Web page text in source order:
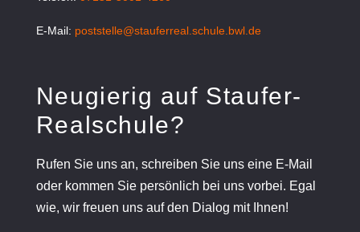
E-Mail: poststelle@stauferreal.schule.bwl.de
Neugierig auf Staufer-
Realschule?
Rufen Sie uns an, schreiben Sie uns eine E-Mail
oder kommen Sie persönlich bei uns vorbei. Egal
wie, wir freuen uns auf den Dialog mit Ihnen!